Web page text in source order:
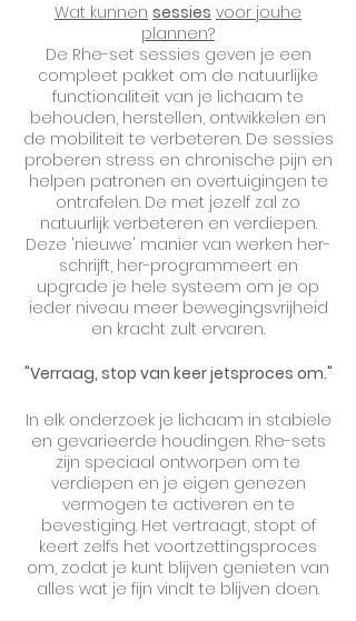
Wat kunnen sessies voor jouhe
plannen?
De Rhe-set sessies geven je een
compleet pakket om de natuurlijke
functionaliteit van je lichaam te
behouden, herstellen, ontwikkelen en
de mobiliteit te verbeteren. De sessies
proberen stress en chronische pijn en
helpen patronen en overtuigingen te
ontrafelen. De met jezelf zal zo
natuurlijk verbeteren en verdiepen.
Deze 'nieuwe' manier van werken her-
schrijft, her-programmeert en
upgrade je hele systeem om je op
ieder niveau meer bewegingsvrijheid
en kracht zult ervaren.​
"Verraag, stop van keer jetsproces om."
In elk onderzoek je lichaam in stabiele
en gevarieerde houdingen. Rhe-sets
zijn speciaal ontworpen om te
verdiepen en je eigen genezen
vermogen te activeren en te
bevestiging. Het vertraagt, stopt of
keert zelfs het voortzettingsproces
om, zodat je kunt blijven genieten van
alles wat je fijn vindt te blijven doen.